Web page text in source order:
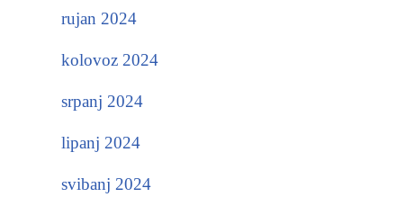
rujan 2024
kolovoz 2024
srpanj 2024
lipanj 2024
svibanj 2024